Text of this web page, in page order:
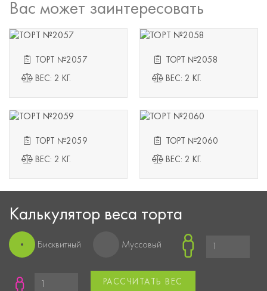
Вас может заинтересовать
ТОРТ №2057
ВЕС: 2 КГ.
ТОРТ №2058
ВЕС: 2 КГ.
ТОРТ №2059
ВЕС: 2 КГ.
ТОРТ №2060
ВЕС: 2 КГ.
Калькулятор веса торта
Бисквитный Муссовый
РАССЧИТАТЬ ВЕС